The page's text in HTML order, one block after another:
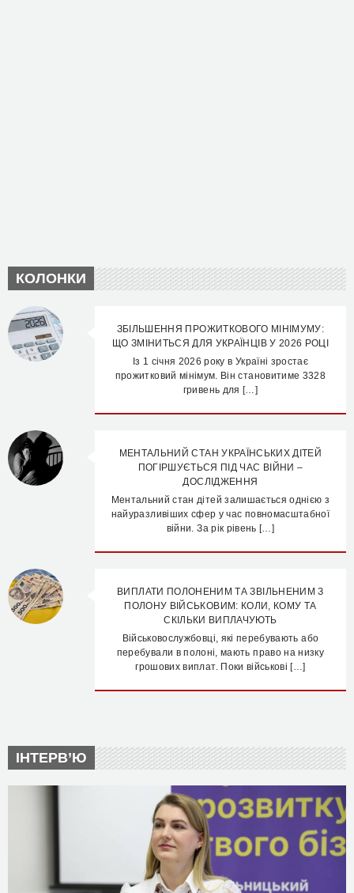
КОЛОНКИ
ЗБІЛЬШЕННЯ ПРОЖИТКОВОГО МІНІМУМУ:
ЩО ЗМІНИТЬСЯ ДЛЯ УКРАЇНЦІВ У 2026 РОЦІ
Із 1 січня 2026 року в Україні зростає
прожитковий мінімум. Він становитиме 3328
гривень для […]
МЕНТАЛЬНИЙ СТАН УКРАЇНСЬКИХ ДІТЕЙ
ПОГІРШУЄТЬСЯ ПІД ЧАС ВІЙНИ –
ДОСЛІДЖЕННЯ
Ментальний стан дітей залишається однією з
найуразливіших сфер у час повномасштабної
війни. За рік рівень […]
ВИПЛАТИ ПОЛОНЕНИМ ТА ЗВІЛЬНЕНИМ З
ПОЛОНУ ВІЙСЬКОВИМ: КОЛИ, КОМУ ТА
СКІЛЬКИ ВИПЛАЧУЮТЬ
Військовослужбовці, які перебувають або
перебували в полоні, мають право на низку
грошових виплат. Поки військові […]
ІНТЕРВ’Ю